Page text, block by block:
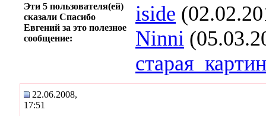
Эти 5 пользователя(ей)
сказали Спасибо
Евгений за это полезное
сообщение:
iside
Ninni
22.06.2008,
17:51